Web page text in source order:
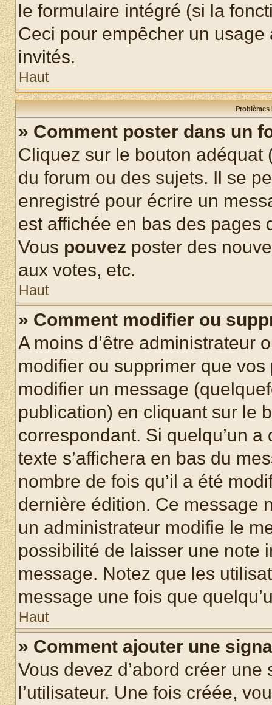
le formulaire intégré (si la
Ceci pour empêcher un
invités.
Haut
Problèmes
» Comment poster dans un
Cliquez sur le bouton
du forum ou des sujets. Il se
enregistré pour écrire un
est affichée en bas des pages
Vous pouvez poster des
aux votes, etc.
Haut
» Comment modifier ou
A moins d’être administrateur
modifier ou supprimer que
modifier un message
publication) en cliquant sur le
correspondant. Si quelqu’un
texte s’affichera en bas du
nombre de fois qu’il a été
dernière édition. Ce message
un administrateur modifie le
possibilité de laisser une note
message. Notez que les
message une fois que
Haut
» Comment ajouter une
Vous devez d’abord créer
l’utilisateur. Une fois créée,